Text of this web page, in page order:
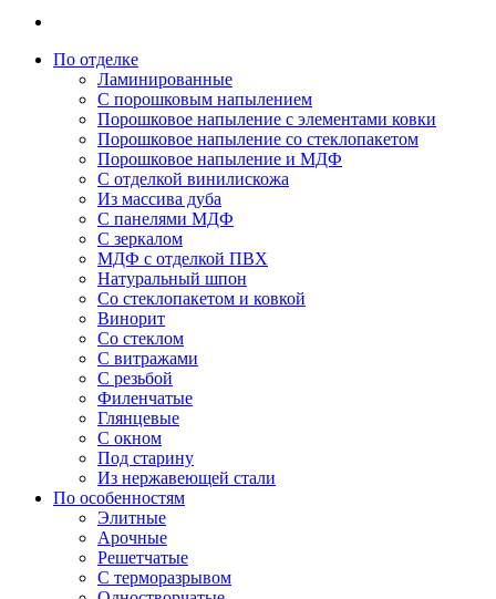
По отделке
Ламинированные
С порошковым напылением
Порошковое напыление с элементами ковки
Порошковое напыление со стеклопакетом
Порошковое напыление и МДФ
С отделкой винилискожа
Из массива дуба
С панелями МДФ
С зеркалом
МДФ с отделкой ПВХ
Натуральный шпон
Со стеклопакетом и ковкой
Винорит
Со стеклом
С витражами
С резьбой
Филенчатые
Глянцевые
С окном
Под старину
Из нержавеющей стали
По особенностям
Элитные
Арочные
Решетчатые
С терморазрывом